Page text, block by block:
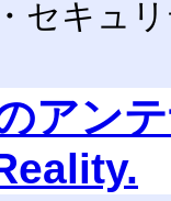
セキュ
アン